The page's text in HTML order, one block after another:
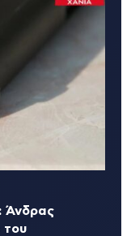
Άνδρας
του